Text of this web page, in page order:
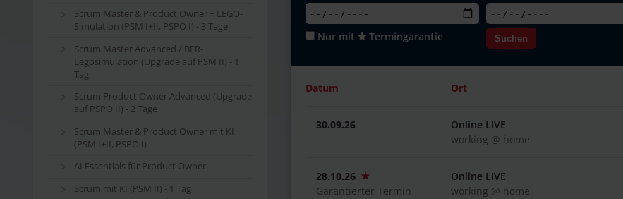
Scrum Master & Product Owner + LEGO-
Simulation (PSM I+II, PSPO I) - 3 Tage
Scrum Master Advanced / BER-
Legosimulation (Upgrade auf PSM II) - 1
Tag
Scrum Product Owner Advanced (Upgrade
auf PSPO II) - 2 Tage
Scrum Master & Product Owner mit KI
(PSM I+II, PSPO I)
AI Essentials für Product Owner
Scrum mit KI (PSM II) - 1 Tag
Nur mit Termingarantie Suchen
Datum Ort
30.09.26
Online LIVE
working @ home
28.10.26
Garantierter Termin
Online LIVE
working @ home